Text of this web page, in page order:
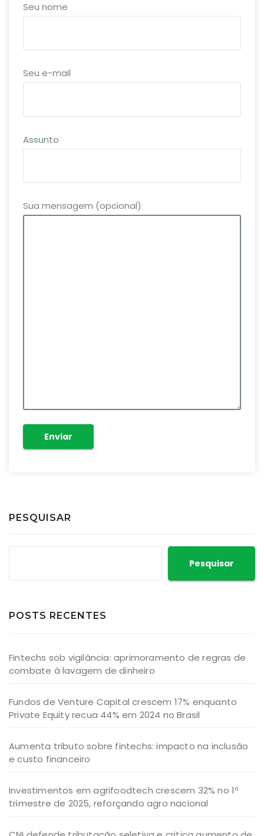
Seu nome
Seu e-mail
Assunto
Sua mensagem (opcional)
PESQUISAR
Pesquisar
POSTS RECENTES
Fintechs sob vigilância: aprimoramento de regras de
combate à lavagem de dinheiro
Fundos de Venture Capital crescem 17% enquanto
Private Equity recua 44% em 2024 no Brasil
Aumenta tributo sobre fintechs: impacto na inclusão
e custo financeiro
Investimentos em agrifoodtech crescem 32% no 1º
trimestre de 2025, reforçando agro nacional